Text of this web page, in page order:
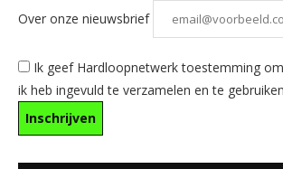
Over onze nieuwsbrief
Ik geef Hardloopnetwerk toestemming
ik heb ingevuld te verzamelen en te